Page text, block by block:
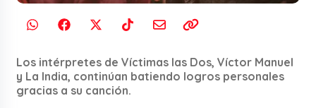
Los intérpretes de Víctimas las Dos, Víctor Manuel
y La India, continúan batiendo logros personales
gracias a su canción.